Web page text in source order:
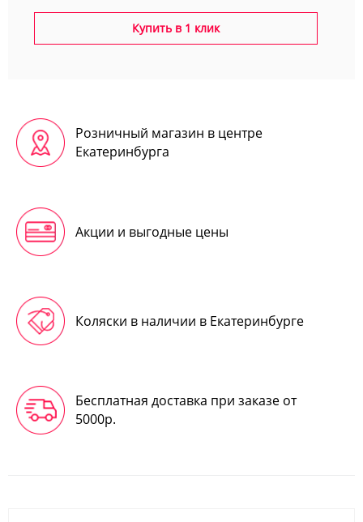
Купить в 1 клик
Розничный магазин в центре
Екатеринбурга
Акции и выгодные цены
Коляски в наличии в Екатеринбурге
Бесплатная доставка при заказе от
5000р.